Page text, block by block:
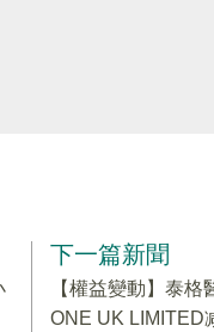
下一篇新聞
【權益變動】泰
ONE UK LIMITED